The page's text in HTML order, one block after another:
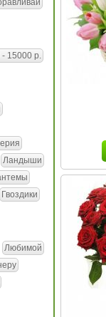
- 15000 р.
Ландыши
Гвоздики
Любимой